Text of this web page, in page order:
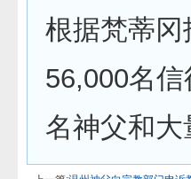
根据梵蒂冈
56,000名
名神父和大